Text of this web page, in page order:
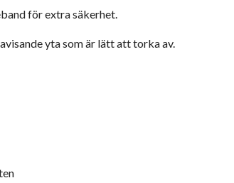
för extra säkerhet.
yta som är lätt att torka av.